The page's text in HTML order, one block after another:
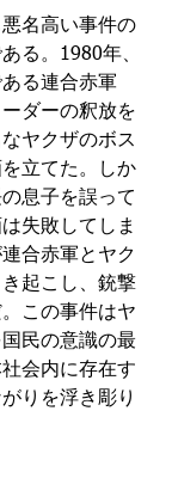
名高い事件の
る。1980年、
る連合赤軍
ダーの釈放を
ヤクザのボス
立てた。しか
息子を誤って
失敗してしま
合赤軍とヤク
起こし、銃撃
この事件はヤ
民の意識の最
会内に存在す
りを浮き彫り